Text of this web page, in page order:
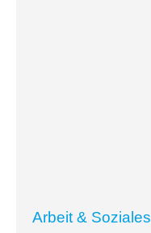
Arbeit & Soziales